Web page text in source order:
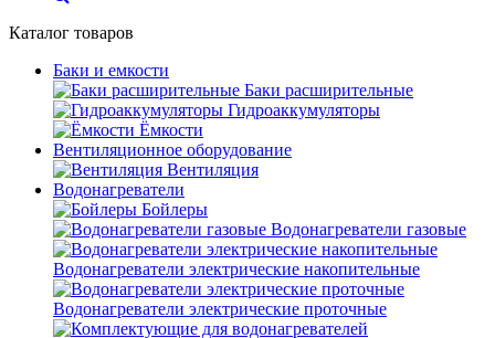
Каталог товаров
Баки и емкости
Баки расширительные
Гидроаккумуляторы
Ёмкости
Вентиляционное оборудование
Вентиляция
Водонагреватели
Бойлеры
Водонагреватели газовые
Водонагреватели электрические накопительные
Водонагреватели электрические проточные